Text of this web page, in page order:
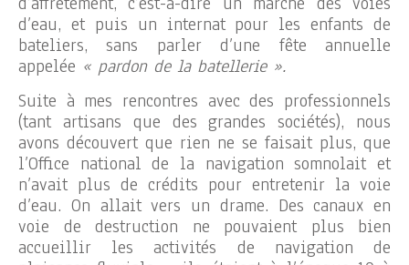
d’eau, et puis un internat pour les enfants de
bateliers, sans parler d’une fête annuelle
appelée « pardon de la batellerie ».
Suite à mes rencontres avec des professionnels
(tant artisans que des grandes sociétés), nous
avons découvert que rien ne se faisait plus, que
l’Office national de la navigation somnolait et
n’avait plus de crédits pour entretenir la voie
d’eau. On allait vers un drame. Des canaux en
voie de destruction ne pouvaient plus bien
accueillir les activités de navigation de